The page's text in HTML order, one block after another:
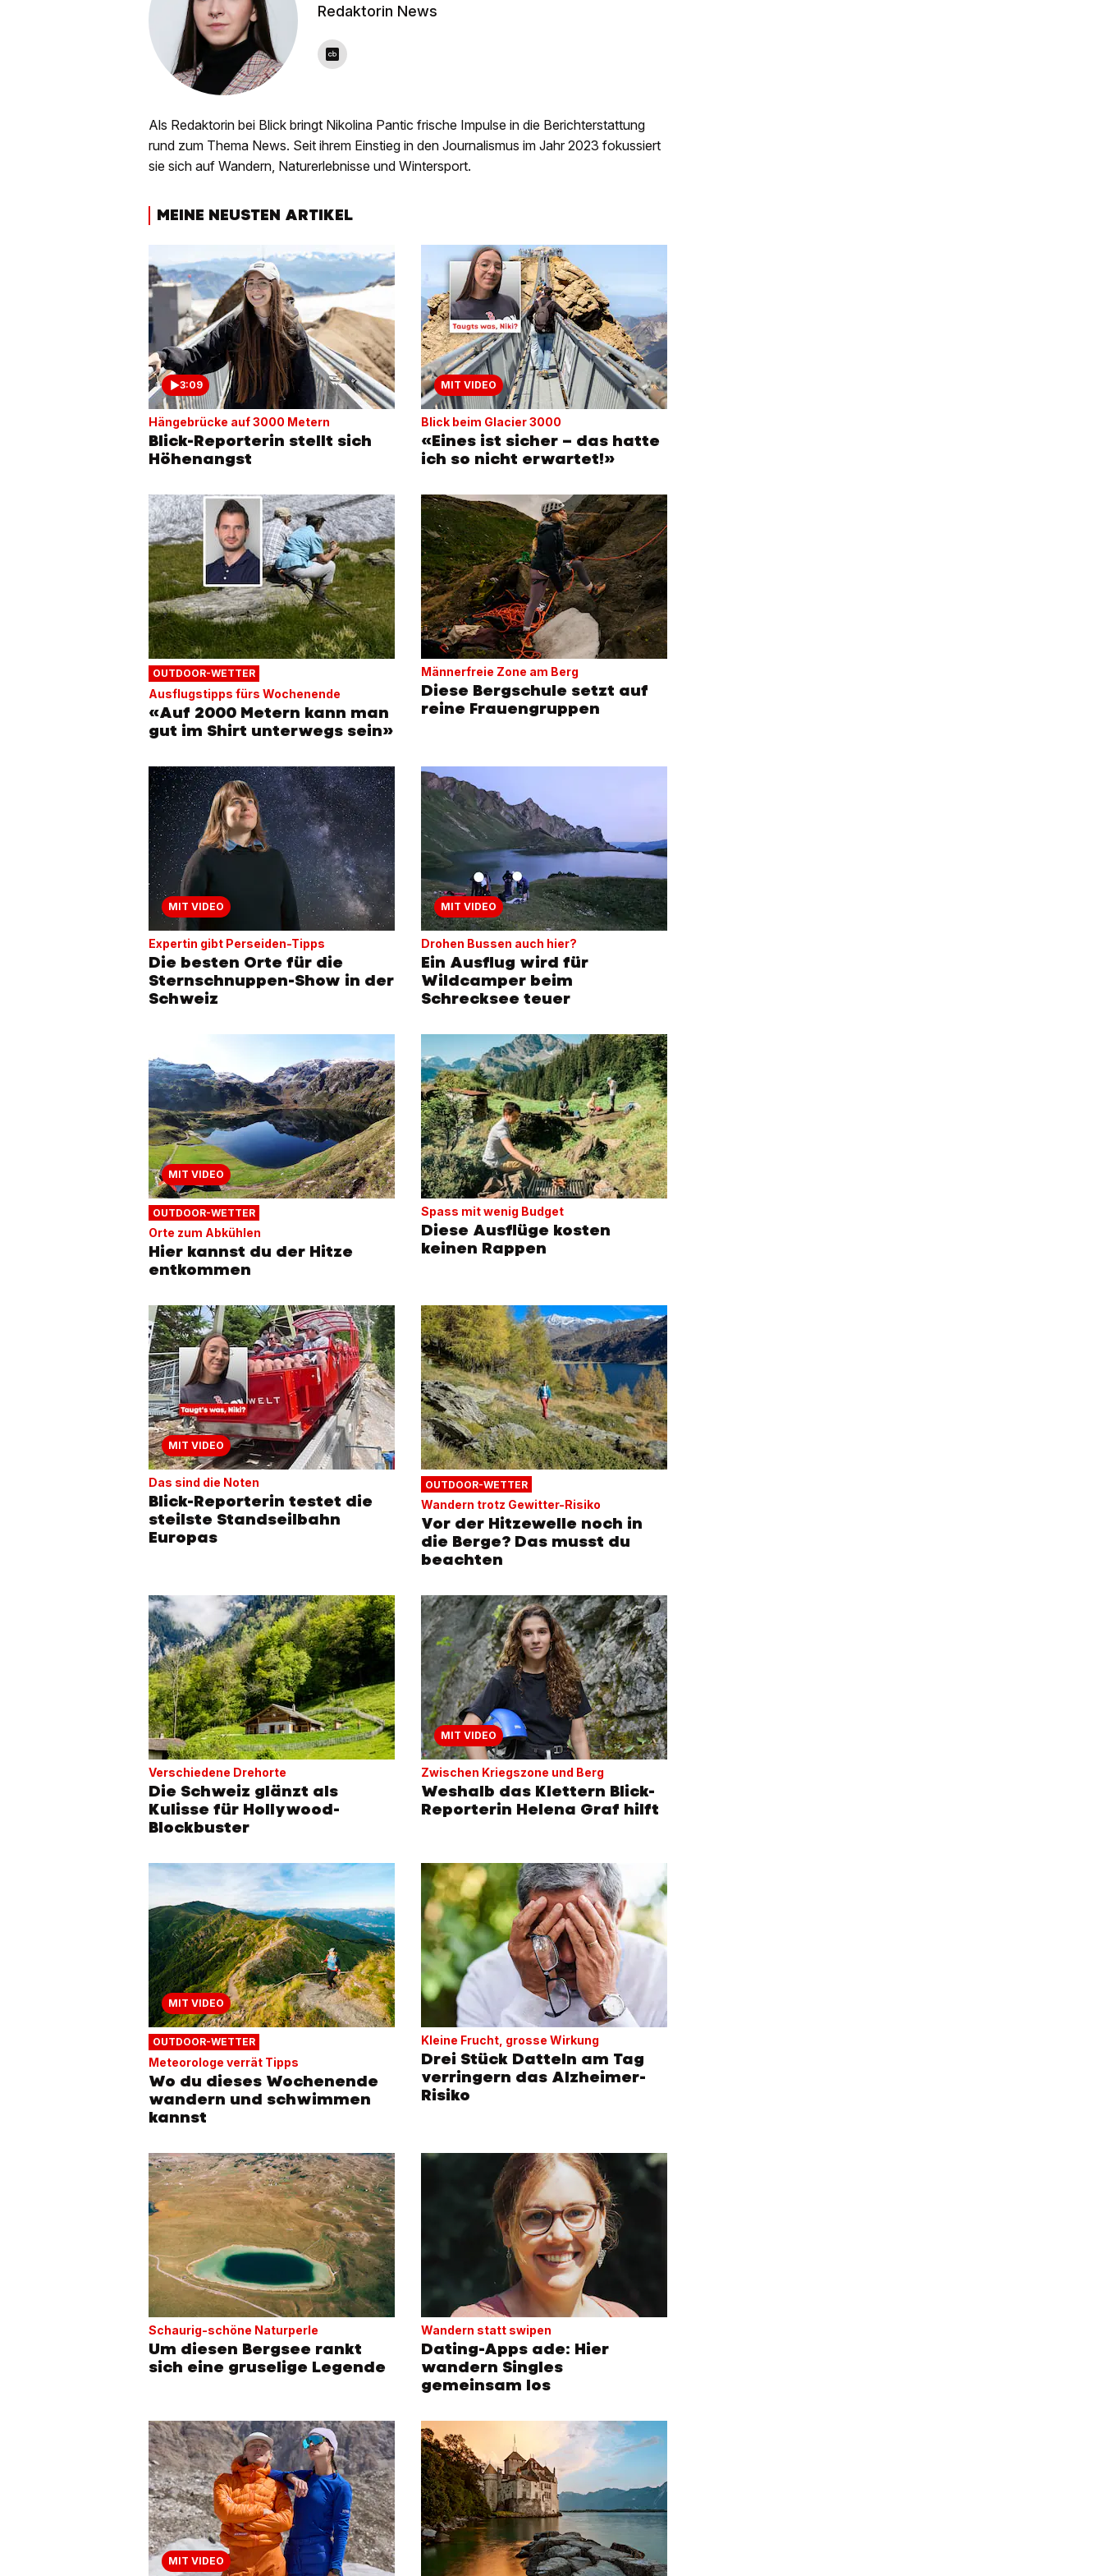
Redaktorin News
Als Redaktorin bei Blick bringt Nikolina Pantic frische Impulse in die Berichterstattung
rund zum Thema News. Seit ihrem Einstieg in den Journalismus im Jahr 2023 fokussiert
sie sich auf Wandern, Naturerlebnisse und Wintersport.
MEINE NEUSTEN ARTIKEL
3:09
Hängebrücke auf 3000 Metern
Blick-Reporterin stellt sich
Höhenangst
MIT VIDEO
Blick beim Glacier 3000
«Eines ist sicher – das hatte
ich so nicht erwartet!»
OUTDOOR-WETTER
Ausflugstipps fürs Wochenende
«Auf 2000 Metern kann man
gut im Shirt unterwegs sein»
Männerfreie Zone am Berg
Diese Bergschule setzt auf
reine Frauengruppen
MIT VIDEO
Expertin gibt Perseiden-Tipps
Die besten Orte für die
Sternschnuppen-Show in der
Schweiz
MIT VIDEO
Drohen Bussen auch hier?
Ein Ausflug wird für
Wildcamper beim
Schrecksee teuer
MIT VIDEO
OUTDOOR-WETTER
Orte zum Abkühlen
Hier kannst du der Hitze
entkommen
Spass mit wenig Budget
Diese Ausflüge kosten
keinen Rappen
MIT VIDEO
Das sind die Noten
Blick-Reporterin testet die
steilste Standseilbahn
Europas
OUTDOOR-WETTER
Wandern trotz Gewitter-Risiko
Vor der Hitzewelle noch in
die Berge? Das musst du
beachten
Verschiedene Drehorte
Die Schweiz glänzt als
Kulisse für Hollywood-
Blockbuster
MIT VIDEO
Zwischen Kriegszone und Berg
Weshalb das Klettern Blick-
Reporterin Helena Graf hilft
MIT VIDEO
OUTDOOR-WETTER
Meteorologe verrät Tipps
Wo du dieses Wochenende
wandern und schwimmen
kannst
Kleine Frucht, grosse Wirkung
Drei Stück Datteln am Tag
verringern das Alzheimer-
Risiko
Schaurig-schöne Naturperle
Um diesen Bergsee rankt
sich eine gruselige Legende
Wandern statt swipen
Dating-Apps ade: Hier
wandern Singles
gemeinsam los
MIT VIDEO